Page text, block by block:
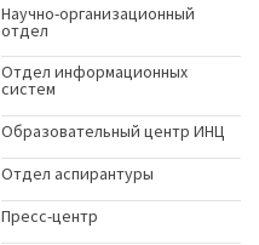
Научно-организационный
отдел
Отдел информационных
систем
Образовательный центр ИНЦ
Отдел аспирантуры
Пресс-центр